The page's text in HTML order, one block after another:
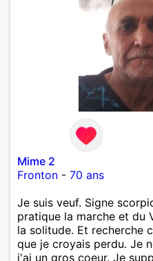
Mime 2
Fronton - 70 ans
Je suis veuf. Signe
pratique la marche et du
la solitude. Et recherche
que je croyais perdu. Je
j'ai un gros coeur. Je